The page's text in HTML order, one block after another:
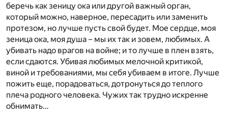
беречь как зеницу ока или другой важный орган,
который можно, наверное, пересадить или заменить
протезом, но лучше пусть свой будет. Мое сердце, моя
зеница ока, моя душа – мы их так и зовем, любимых. А
убивать надо врагов на войне; и то лучше в плен взять,
если сдаются. Убивая любимых мелочной критикой,
виной и требованиями, мы себя убиваем в итоге. Лучше
пожить еще, порадоваться, дотронуться до теплого
плеча родного человека. Чужих так трудно искренне
обнимать…